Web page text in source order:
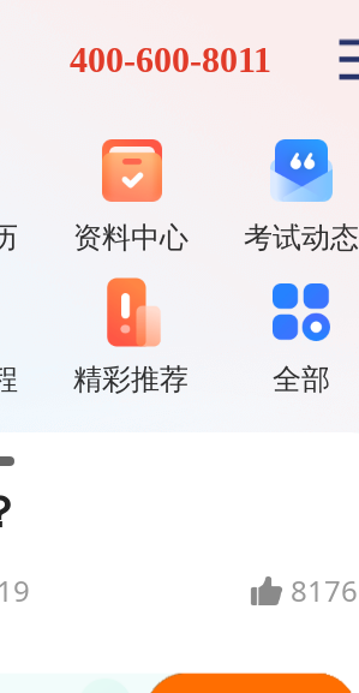
400-600-8011
资料中心 考试动态
精彩推荐 全部
8176